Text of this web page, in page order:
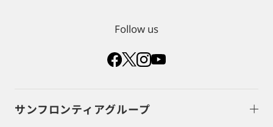
Follow us
サンフロンティアグループ